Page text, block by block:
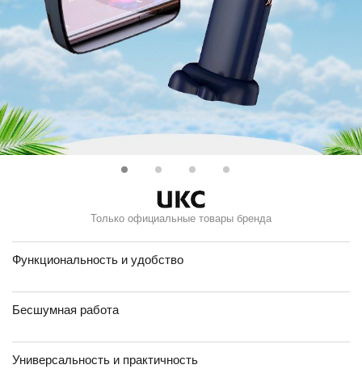
Только официальные товары бренда
Функциональность и удобство
Бесшумная работа
Универсальность и практичность